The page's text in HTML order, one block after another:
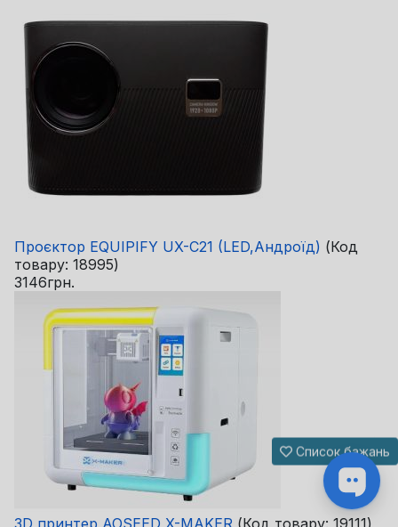
Проєктор EQUIPIFY UX-C21 (LED,Андроїд) (Код
товару: 18995)
3146грн.
3D принтер AOSEED X-MAKER (Код товару: 19111)
Список бажань